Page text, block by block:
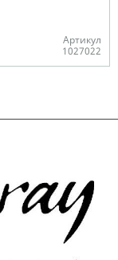
Артикул
1027022